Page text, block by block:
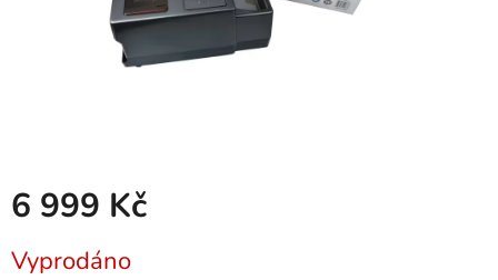
6 999 Kč
cena:
Vyprodáno